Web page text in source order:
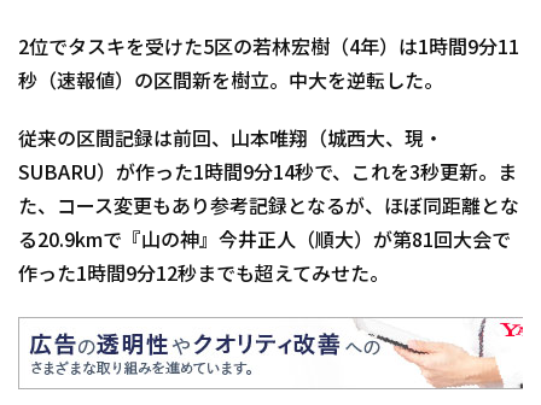
2位でタスキを受けた5区の若林宏樹（4年）は1時間9分11
秒（速報値）の区間新を樹立。中大を逆転した。
従来の区間記録は前回、山本唯翔（城西大、現・
SUBARU）が作った1時間9分14秒で、これを3秒更新。ま
た、コース変更もあり参考記録となるが、ほぼ同距離とな
る20.9kmで『山の神』今井正人（順大）が第81回大会で
作った1時間9分12秒までも超えてみせた。